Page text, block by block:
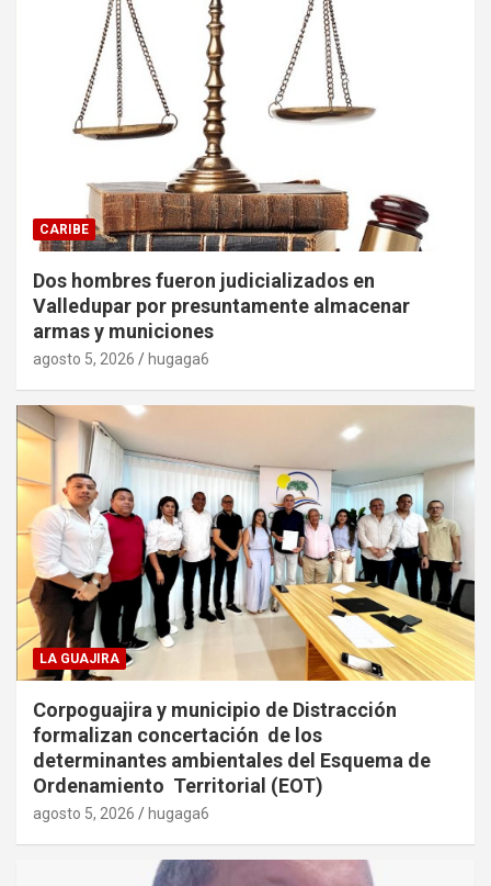
CARIBE
Dos hombres fueron judicializados en
Valledupar por presuntamente almacenar
armas y municiones
agosto 5, 2026 hugaga6
LA GUAJIRA
Corpoguajira y municipio de Distracción
formalizan concertación de los
determinantes ambientales del Esquema de
Ordenamiento Territorial (EOT)
agosto 5, 2026 hugaga6